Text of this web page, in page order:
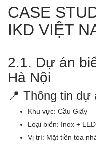
CASE
IKD VIỆT
2.1. Dự án
Hà Nội
📍 Thông tin dự
Khu vực: Cầu Giấy –
Loại biển: Inox + LED
Vị trí: Mặt tiền tòa